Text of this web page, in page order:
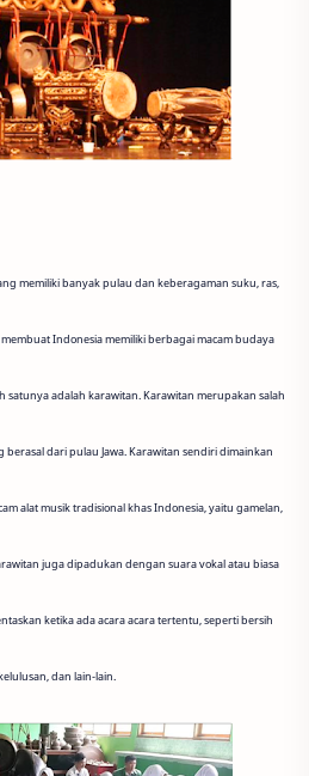
memiliki banyak pulau dan keberagaman suku, ras,
Indonesia memiliki berbagai macam budaya
satunya adalah karawitan. Karawitan merupakan salah
dari pulau Jawa. Karawitan sendiri dimainkan
alat musik tradisional khas Indonesia, yaitu gamelan,
juga dipadukan dengan suara vokal atau biasa
ketika ada acara acara tertentu, seperti bersih
dan lain-lain.